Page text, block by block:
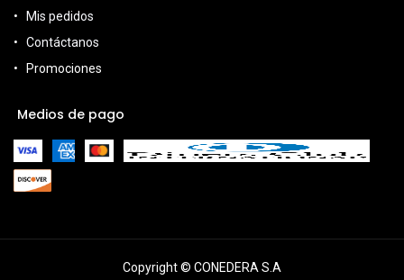
Mis pedidos
Contáctanos
Promociones
Medios de pago
Copyright © CONEDERA S.A